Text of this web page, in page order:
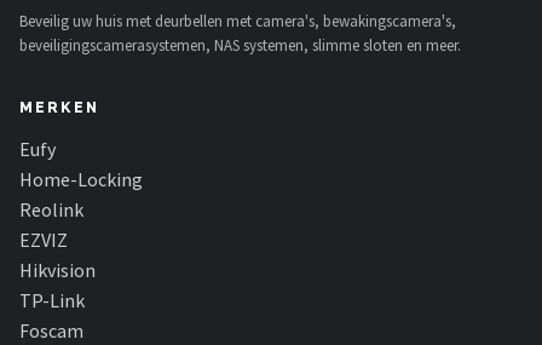
Beveilig uw huis met deurbellen met camera's, bewakingscamera's,
beveiligingscamerasystemen, NAS systemen, slimme sloten en meer.
MERKEN
Eufy
Home-Locking
Reolink
EZVIZ
Hikvision
TP-Link
Foscam